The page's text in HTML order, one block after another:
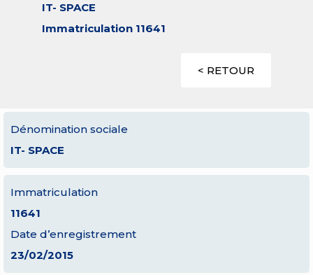
IT- SPACE
Immatriculation 11641
< RETOUR
Dénomination sociale
IT- SPACE
Immatriculation
11641
Date d’enregistrement
23/02/2015